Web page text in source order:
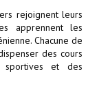
rejoignent leurs
apprennent les
Chacune de
des cours
et des